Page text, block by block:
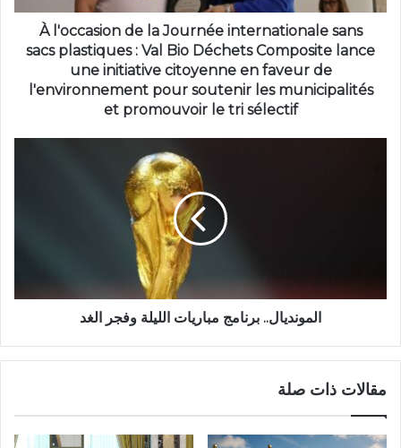
À l'occasion de la Journée internationale sans
sacs plastiques : Val Bio Déchets Composite lance
une initiative citoyenne en faveur de
l'environnement pour soutenir les municipalités
et promouvoir le tri sélectif
المونديال.. برنامج مباريات الليلة وفجر الغد
مقالات ذات صلة